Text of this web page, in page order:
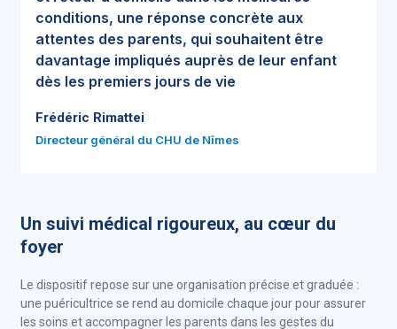
conditions, une réponse concrète aux
attentes des parents, qui souhaitent être
davantage impliqués auprès de leur enfant
dès les premiers jours de vie
Frédéric Rimattei
Directeur général du CHU de Nîmes
Un suivi médical rigoureux, au cœur du
foyer
Le dispositif repose sur une organisation précise et graduée :
une puéricultrice se rend au domicile chaque jour pour assurer
les soins et accompagner les parents dans les gestes du